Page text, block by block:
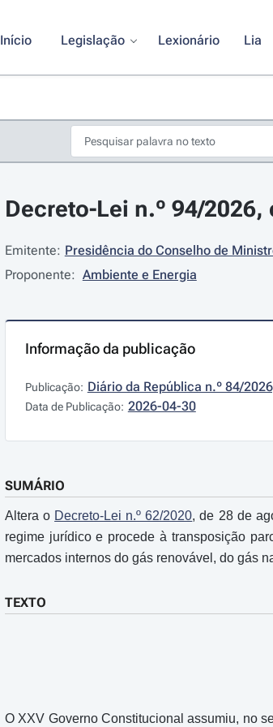
Início Legislação Lexionário Lia
Decreto-Lei n.º 94/2026,
Emitente: Presidência do Conselho de
Proponente: Ambiente e Energia
Informação da publicação
Publicação: Diário da República n.º 84/
Data de Publicação: 2026-04-30
SUMÁRIO
Altera o Decreto-Lei n.º 62/2020, de 28 de
regime jurídico e procede à transposição
mercados internos do gás renovável, do gás
TEXTO
O XXV Governo Constitucional assumiu, no